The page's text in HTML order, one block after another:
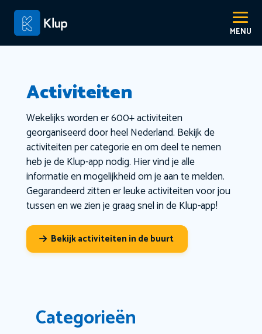
Activiteiten
Wekelijks worden er 600+ activiteiten
georganiseerd door heel Nederland. Bekijk de
activiteiten per categorie en om deel te nemen
heb je de Klup-app nodig. Hier vind je alle
informatie en mogelijkheid om je aan te melden.
Gegarandeerd zitten er leuke activiteiten voor jou
tussen en we zien je graag snel in de Klup-app!
Bekijk activiteiten in de buurt
Categorieën